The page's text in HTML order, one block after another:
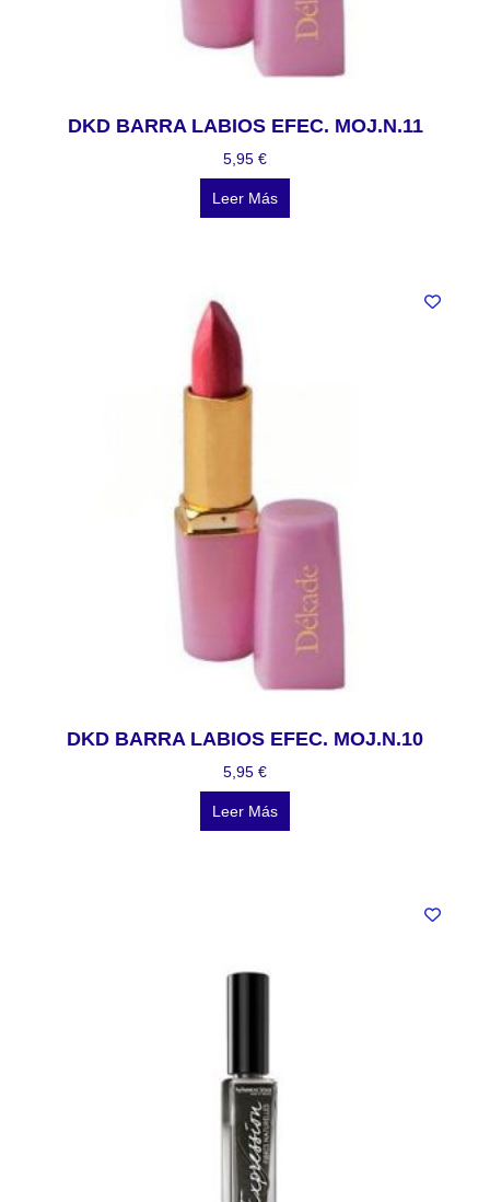
DKD BARRA LABIOS EFEC. MOJ.N.11
5,95 €
Leer Más
DKD BARRA LABIOS EFEC. MOJ.N.10
5,95 €
Leer Más